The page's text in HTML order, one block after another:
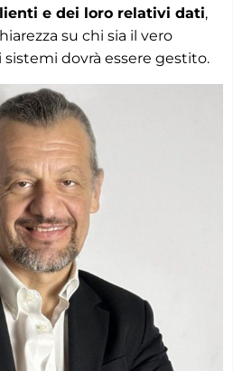
e dei loro relativi dati,
su chi sia il vero
dovrà essere gestito.